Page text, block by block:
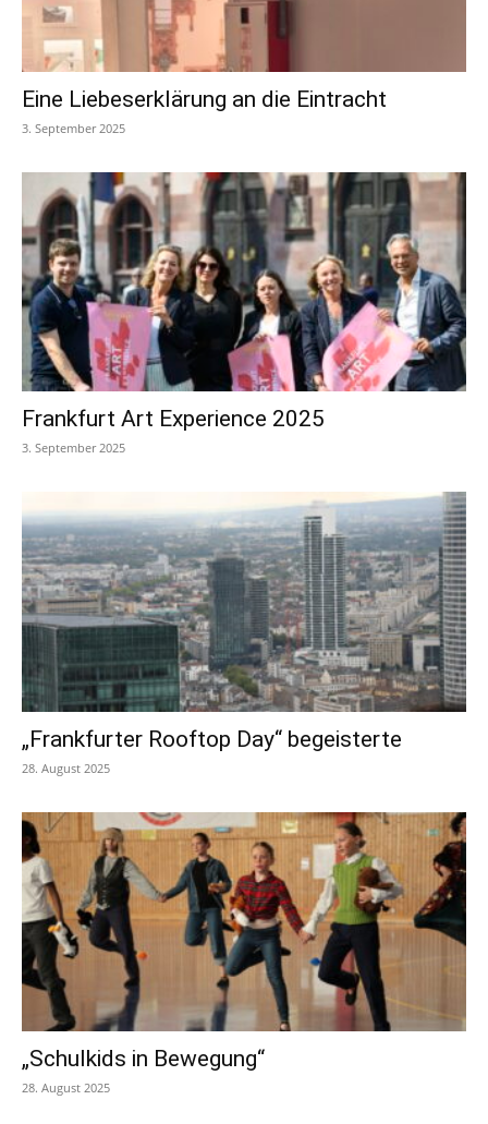
Eine Liebeserklärung an die Eintracht
3. September 2025
Frankfurt Art Experience 2025
3. September 2025
„Frankfurter Rooftop Day“ begeisterte
28. August 2025
„Schulkids in Bewegung“
28. August 2025